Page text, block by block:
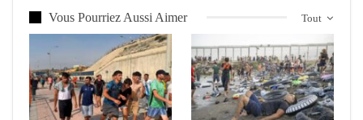
Tout
Vous Pourriez Aussi Aimer